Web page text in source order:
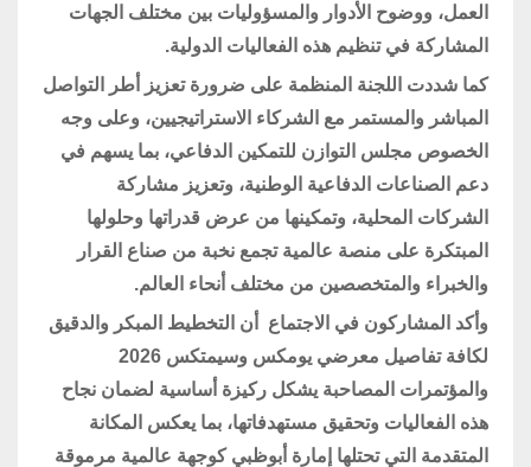
العمل، ووضوح الأدوار والمسؤوليات بين مختلف الجهات
المشاركة في تنظيم هذه الفعاليات الدولية.
كما شددت اللجنة المنظمة على ضرورة تعزيز أطر التواصل
المباشر والمستمر مع الشركاء الاستراتيجيين، وعلى وجه
الخصوص مجلس التوازن للتمكين الدفاعي، بما يسهم في
دعم الصناعات الدفاعية الوطنية، وتعزيز مشاركة
الشركات المحلية، وتمكينها من عرض قدراتها وحلولها
المبتكرة على منصة عالمية تجمع نخبة من صناع القرار
والخبراء والمتخصصين من مختلف أنحاء العالم.
وأكد المشاركون في الاجتماع أن التخطيط المبكر والدقيق
لكافة تفاصيل معرضي يومكس وسيمتكس 2026
والمؤتمرات المصاحبة يشكل ركيزة أساسية لضمان نجاح
هذه الفعاليات وتحقيق مستهدفاتها، بما يعكس المكانة
المتقدمة التي تحتلها إمارة أبوظبي كوجهة عالمية مرموقة